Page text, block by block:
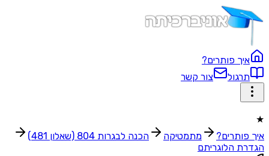
פותרים?
צור קשר
מתמטיקה
הכנה לבגרות 804 (שאלון 481)
הלוגריתם